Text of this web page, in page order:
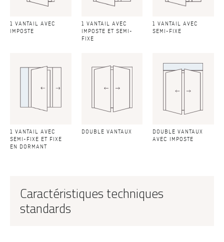
1 VANTAIL AVEC
IMPOSTE
1 VANTAIL AVEC
IMPOSTE ET SEMI-
FIXE
1 VANTAIL AVEC
SEMI-FIXE
1 VANTAIL AVEC
SEMI-FIXE ET FIXE
EN DORMANT
DOUBLE VANTAUX
DOUBLE VANTAUX
AVEC IMPOSTE
Caractéristiques techniques
standards